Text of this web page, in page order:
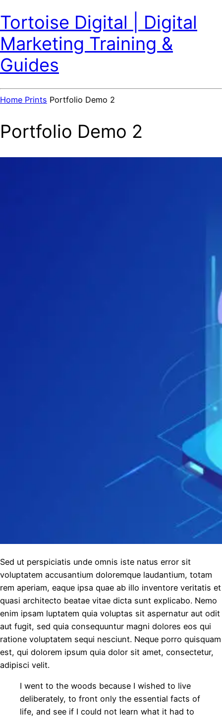
Tortoise Digital | Digital
Marketing Training &
Guides
Home Prints Portfolio Demo 2
Portfolio Demo 2
Sed ut perspiciatis unde omnis iste natus error sit
voluptatem accusantium doloremque laudantium, totam
rem aperiam, eaque ipsa quae ab illo inventore veritatis et
quasi architecto beatae vitae dicta sunt explicabo. Nemo
enim ipsam luptatem quia voluptas sit aspernatur aut odit
aut fugit, sed quia consequuntur magni dolores eos qui
ratione voluptatem sequi nesciunt. Neque porro quisquam
est, qui dolorem ipsum quia dolor sit amet, consectetur,
adipisci velit.
I went to the woods because I wished to live
deliberately, to front only the essential facts of
life, and see if I could not learn what it had to